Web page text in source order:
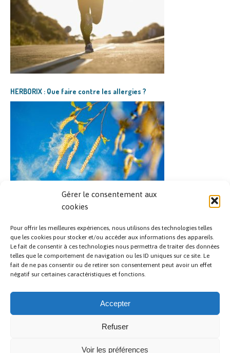
Gérer le consentement aux
cookies
Pour offrir les meilleures expériences, nous utilisons des technologies telles
que les cookies pour stocker et/ou accéder aux informations des appareils.
Le fait de consentir à ces technologies nous permettra de traiter des données
telles que le comportement de navigation ou les ID uniques sur ce site. Le
fait de ne pas consentir ou de retirer son consentement peut avoir un effet
négatif sur certaines caractéristiques et fonctions.
Accepter
Refuser
Voir les préférences
HERBORIX : Que faire contre les allergies ?
HERBORIX : La détoxification de l’organisme
VOIR PLUS D'ARTICLES